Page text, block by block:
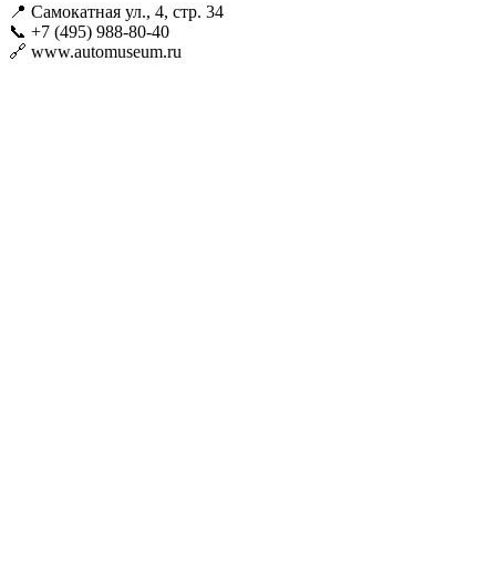
📍 Самокатная ул., 4, стр. 34
📞 +7 (495) 988-80-40
🔗 www.automuseum.ru